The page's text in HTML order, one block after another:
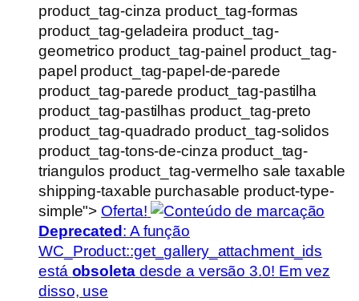
product_tag-cinza product_tag-formas
product_tag-geladeira product_tag-
geometrico product_tag-painel product_tag-
papel product_tag-papel-de-parede
product_tag-parede product_tag-pastilha
product_tag-pastilhas product_tag-preto
product_tag-quadrado product_tag-solidos
product_tag-tons-de-cinza product_tag-
triangulos product_tag-vermelho sale taxable
shipping-taxable purchasable product-type-
simple"> Oferta!
Deprecated: A função
WC_Product::get_gallery_attachment_ids
está obsoletadesde a versão 3.0! Em vez
disso, use